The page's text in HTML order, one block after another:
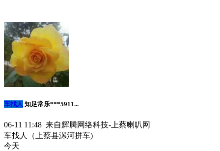
车找人 知足常乐***5911...
06-11 11:48 来自辉腾网络科技-上蔡喇叭网
车找人（上蔡县漯河拼车)
今天